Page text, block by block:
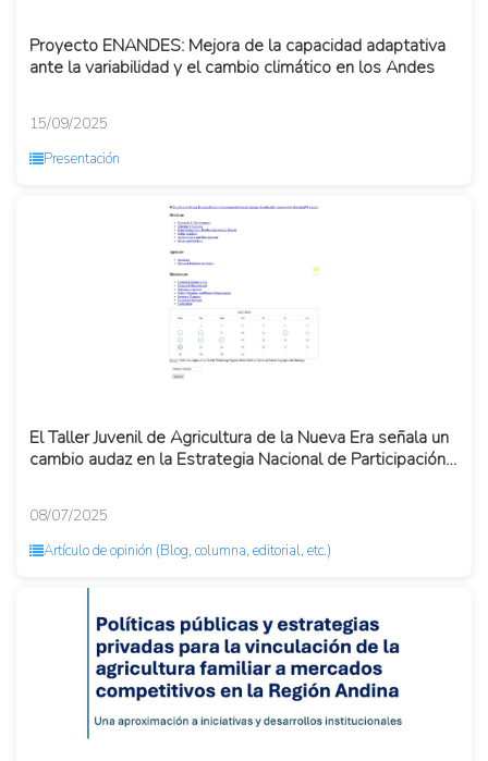
Proyecto ENANDES: Mejora de la capacidad adaptativa
ante la variabilidad y el cambio climático en los Andes
15/09/2025
Presentación
El Taller Juvenil de Agricultura de la Nueva Era señala un
cambio audaz en la Estrategia Nacional de Participación
08/07/2025
Artículo de opinión (Blog, columna, editorial, etc.)